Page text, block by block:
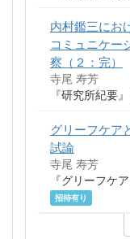
内村鑑三にお
コミュニケ
察（２：完）
寺尾 寿芳
『研究所紀要
グリーフケ
試論
寺尾 寿芳
『グリーフケ
招待有り